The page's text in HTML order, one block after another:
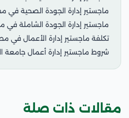
ماجستير إدارة الجودة الصحية في
ماجستير إدارة الجودة الشاملة في
تكلفة ماجستير إدارة الأعمال في
شروط ماجستير إدارة أعمال جامعة
مقالات ذات صلة